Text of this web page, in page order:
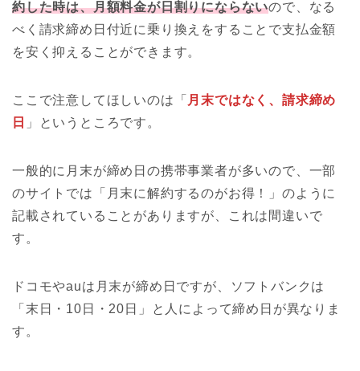
約した時は、月額料金が日割りにならないので、なる
べく請求締め日付近に乗り換えをすることで支払金額
を安く抑えることができます。
ここで注意してほしいのは「 月末ではなく、請求締め
日
」というところです。
一般的に月末が締め日の携帯事業者が多いので、一部
のサイトでは「月末に解約するのがお得！」のように
記載されていることがありますが、これは間違いで
す。
ドコモやauは月末が締め日ですが、ソフトバンクは
「末日・10日・20日」と人によって締め日が異なりま
す。